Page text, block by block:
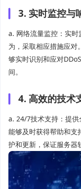
3. 实时监控与
a. 网络流量监控：实
为，采取相应措施应
够实时识别和应对
间。
4. 高效的技术
a. 24/7技术支持：提
能够及时获得帮助和支
护和更新，保证服务器